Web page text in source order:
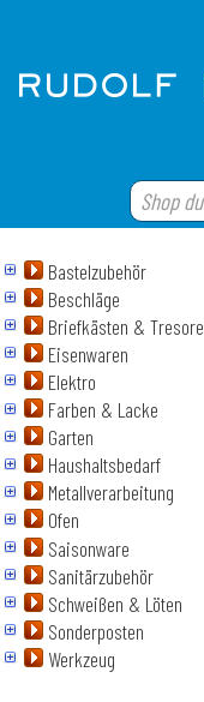
Bastelzubehör
Beschläge
Briefkästen & Tresore
Eisenwaren
Elektro
Farben & Lacke
Garten
Haushaltsbedarf
Metallverarbeitung
Ofen
Saisonware
Sanitärzubehör
Schweißen & Löten
Sonderposten
Werkzeug